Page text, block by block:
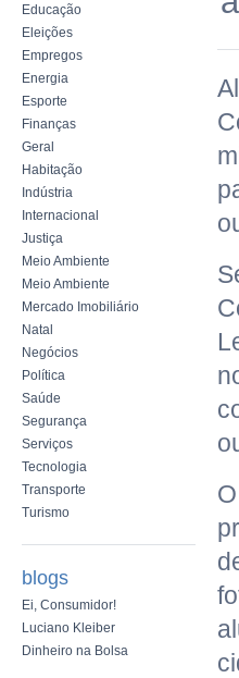
Educação
Eleições
Empregos
Energia
Esporte
Finanças
Geral
Habitação
Indústria
Internacional
Justiça
Meio Ambiente
Meio Ambiente
Mercado Imobiliário
Natal
Negócios
Política
Saúde
Segurança
Serviços
Tecnologia
Transporte
Turismo
blogs
Ei, Consumidor!
Luciano Kleiber
Dinheiro na Bolsa